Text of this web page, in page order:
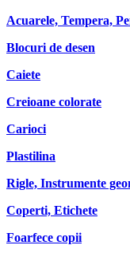
Acuarele, Tempera,
Blocuri de desen
Caiete
Creioane colorate
Carioci
Plastilina
Rigle, Instrumente
Coperti, Etichete
Foarfece copii